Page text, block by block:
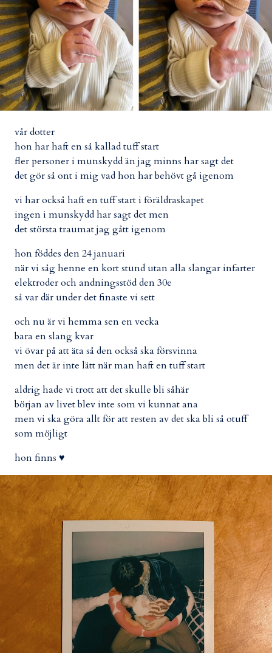
vår dotter
hon har haft en så kallad tuff start
fler personer i munskydd än jag minns har sagt det
det gör så ont i mig vad hon har behövt gå igenom
vi har också haft en tuff start i föräldraskapet
ingen i munskydd har sagt det men
det största traumat jag gått igenom
hon föddes den 24 januari
när vi såg henne en kort stund utan alla slangar infarter
elektroder och andningsstöd den 30e
så var där under det finaste vi sett
och nu är vi hemma sen en vecka
bara en slang kvar
vi övar på att äta så den också ska försvinna
men det är inte lätt när man haft en tuff start
aldrig hade vi trott att det skulle bli såhär
början av livet blev inte som vi kunnat ana
men vi ska göra allt för att resten av det ska bli så otuff
som möjligt
hon finns ♥